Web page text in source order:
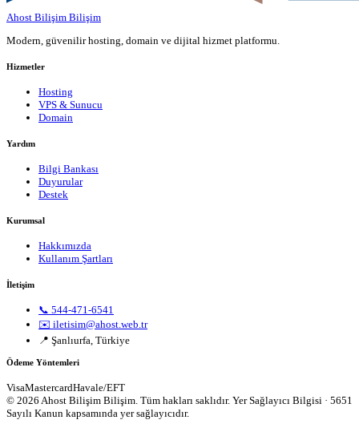
Ahost Bilişim Bilişim
Modern, güvenilir hosting, domain ve dijital hizmet platformu.
Hizmetler
Hosting
VPS & Sunucu
Domain
Yardım
Bilgi Bankası
Duyurular
Destek
Kurumsal
Hakkımızda
Kullanım Şartları
İletişim
📞 544-471-6541
✉️ iletisim@ahost.web.tr
📍 Şanlıurfa, Türkiye
Ödeme Yöntemleri
VisaMastercardHavale/EFT
© 2026 Ahost Bilişim Bilişim. Tüm hakları saklıdır. Yer Sağlayıcı Bilgisi · 5651
Sayılı Kanun kapsamında yer sağlayıcıdır.